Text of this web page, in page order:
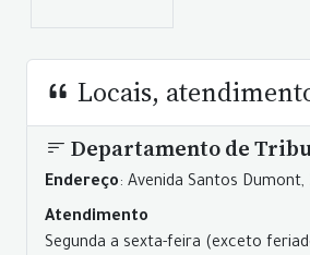
Locais,
Departamento de
Endereço: Avenida Santos Dumont,
Atendimento
Segunda a sexta-feira (exceto